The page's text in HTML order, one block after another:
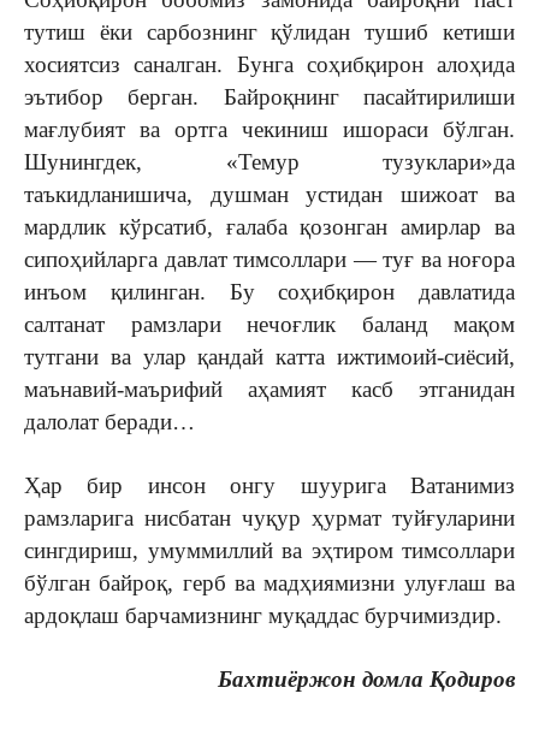
тутиш ёки сарбознинг қўлидан тушиб кетиши
хосиятсиз саналган. Бунга соҳибқирон алоҳида
эътибор берган. Байроқнинг пасайтирилиши
мағлубият ва ортга чекиниш ишораси бўлган.
Шунингдек, «Темур тузуклари»да
таъкидланишича, душман устидан шижоат ва
мардлик кўрсатиб, ғалаба қозонган амирлар ва
сипоҳийларга давлат тимсоллари — туғ ва ноғора
инъом қилинган. Бу соҳибқирон давлатида
салтанат рамзлари нечоғлик баланд мақом
тутгани ва улар қандай катта ижтимоий-сиёсий,
маънавий-маърифий аҳамият касб этганидан
далолат беради…
Ҳар бир инсон онгу шуурига Ватанимиз
рамзларига нисбатан чуқур ҳурмат туйғуларини
сингдириш, умуммиллий ва эҳтиром тимсоллари
бўлган байроқ, герб ва мадҳиямизни улуғлаш ва
ардоқлаш барчамизнинг муқаддас бурчимиздир.
Бахтиёржон домла Қодиров